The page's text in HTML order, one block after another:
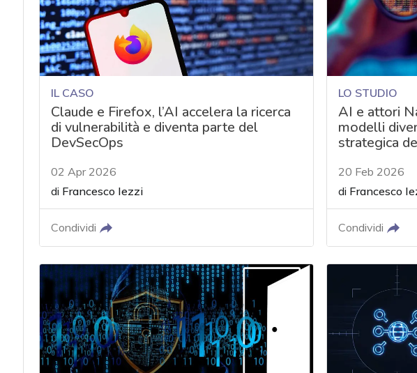
IL CASO
Claude e Firefox, l’AI accelera la ricerca
di vulnerabilità e diventa parte del
DevSecOps
02 Apr 2026
di Francesco Iezzi
Condividi
LO STUDIO
AI e attori
modelli
strategica
20 Feb 2026
di Francesco
Condividi